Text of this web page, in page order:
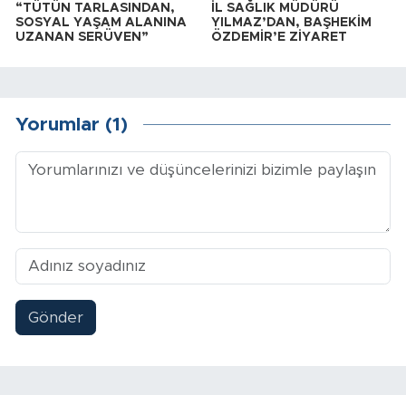
“TÜTÜN TARLASINDAN,
SOSYAL YAŞAM ALANINA
UZANAN SERÜVEN”
İL SAĞLIK MÜDÜRÜ
YILMAZ’DAN, BAŞHEKİM
ÖZDEMİR’E ZİYARET
Yorumlar (1)
Gönder